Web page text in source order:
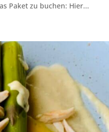
Paket zu buchen: Hier...